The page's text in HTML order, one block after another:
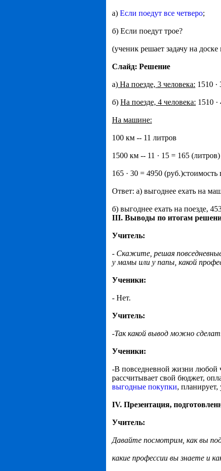
а) Если поедут все четверо;
б) Если поедут трое?
(ученик решает задачу на
Слайд: Решение
а) На поезде, 3 человека: 1510 ·
б) На поезде, 4 человека: 1510
На машине:
100 км -- 11 литров
1500 км -- 11 · 15 = 165
165 · 30 = 4950
Ответ: а) выгоднее ехать на
б) выгоднее ехать на поезде,
III. Выводы по итогам
Учитель:
- Скажите, решая
у мамы или у папы, какой
Ученики:
- Нет.
Учитель:
-Так какой вывод можно
Ученики:
-В повседневной жизни любой
рассчитывает свой бюджет,
выгодные покупки, планирует,
IV. Презентация,
Учитель:
Давайте посмотрим, как вы
какие профессии вы знаете и